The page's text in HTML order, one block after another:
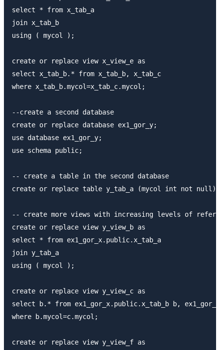
select * from x_tab_a
join x_tab_b
using ( mycol );
create or replace view x_view_e as
select x_tab_b.* from x_tab_b, x_tab_c
where x_tab_b.mycol=x_tab_c.mycol;
--create a second database
create or replace database ex1_gor_y;
use database ex1_gor_y;
use schema public;
-- create a table in the second database
create or replace table y_tab_a (mycol int not null);
-- create more views with increasing levels of
create or replace view y_view_b as
select * from ex1_gor_x.public.x_tab_a
join y_tab_a
using ( mycol );
create or replace view y_view_c as
select b.* from ex1_gor_x.public.x_tab_b b,
where b.mycol=c.mycol;
create or replace view y_view_f as